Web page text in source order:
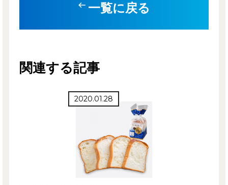
一覧に戻る
関連する記事
2020.01.28